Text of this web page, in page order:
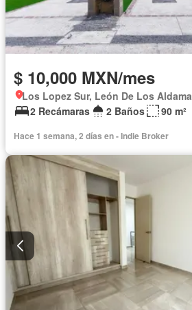
$ 10,000 MXN/mes
Los Lopez Sur, León De Los Aldama
2 Recámaras
2 Baños 90 m²
Hace 1 semana, 2 días en - Indie Broker